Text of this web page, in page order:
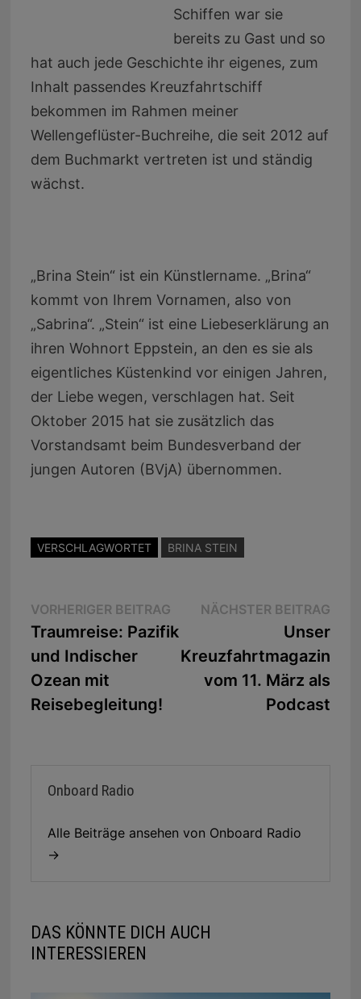
Schiffen war sie
bereits zu Gast und so
hat auch jede Geschichte ihr eigenes, zum
Inhalt passendes Kreuzfahrtschiff
bekommen im Rahmen meiner
Wellengeflüster-Buchreihe, die seit 2012 auf
dem Buchmarkt vertreten ist und ständig
wächst.
„Brina Stein“ ist ein Künstlername. „Brina“
kommt von Ihrem Vornamen, also von
„Sabrina“. „Stein“ ist eine Liebeserklärung an
ihren Wohnort Eppstein, an den es sie als
eigentliches Küstenkind vor einigen Jahren,
der Liebe wegen, verschlagen hat. Seit
Oktober 2015 hat sie zusätzlich das
Vorstandsamt beim Bundesverband der
jungen Autoren (BVjA) übernommen.
VERSCHLAGWORTET BRINA STEIN
Beitragsnavigation
VORHERIGER BEITRAGVorheriger
Beitrag:
Traumreise: Pazifik
und Indischer
Ozean mit
Reisebegleitung!
NÄCHSTER BEITRAG
Unser
Kreuzfahrtmagazin
vom 11. März als
Podcast
Onboard Radio
Alle Beiträge ansehen von Onboard Radio
→
DAS KÖNNTE DICH AUCH
INTERESSIEREN